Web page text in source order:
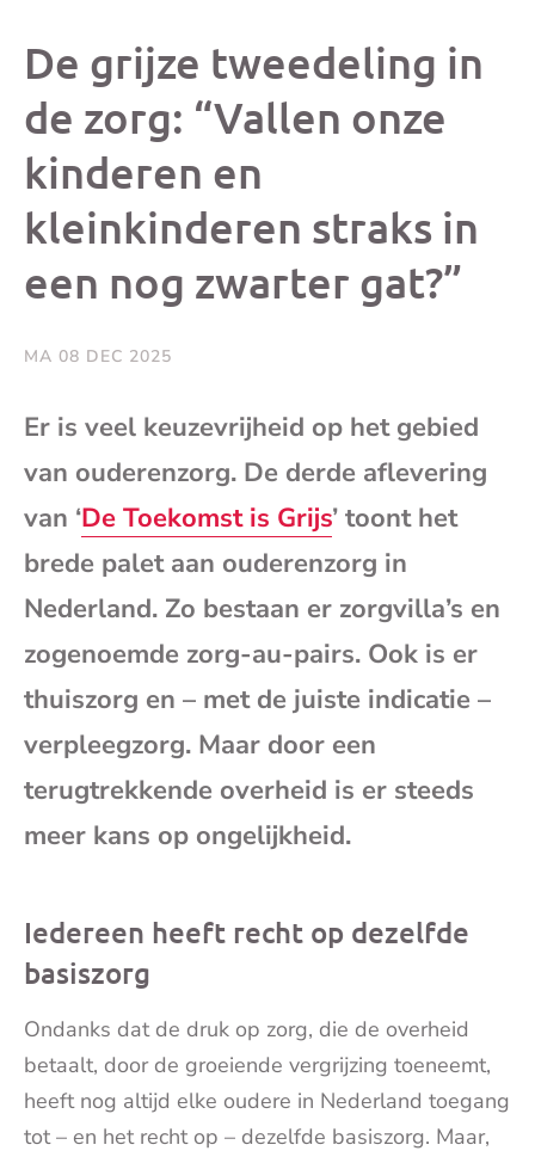
Facebook
X
De grijze tweedeling in
de zorg: “Vallen onze
kinderen en
kleinkinderen straks in
een nog zwarter gat?”
MA 08 DEC 2025
Er is veel keuzevrijheid op het gebied
van ouderenzorg. De derde aflevering
van ‘De Toekomst is Grijs’ toont het
brede palet aan ouderenzorg in
Nederland. Zo bestaan er zorgvilla’s en
zogenoemde zorg-au-pairs. Ook is er
thuiszorg en – met de juiste indicatie –
verpleegzorg. Maar door een
terugtrekkende overheid is er steeds
meer kans op ongelijkheid.
Iedereen heeft recht op dezelfde
basiszorg
Ondanks dat de druk op zorg, die de overheid
betaalt, door de groeiende vergrijzing toeneemt,
heeft nog altijd elke oudere in Nederland toegang
tot – en het recht op – dezelfde basiszorg. Maar,